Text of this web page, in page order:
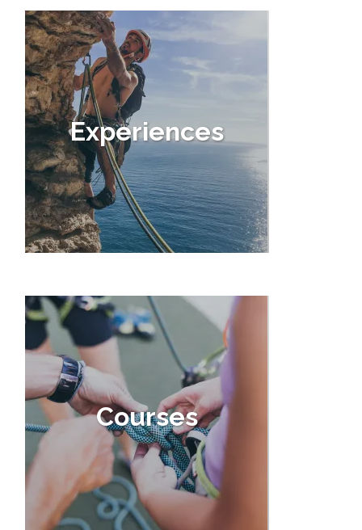
Experiences
Courses